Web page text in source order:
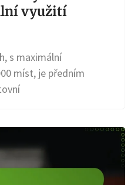
využití
s maximální
míst, je předním